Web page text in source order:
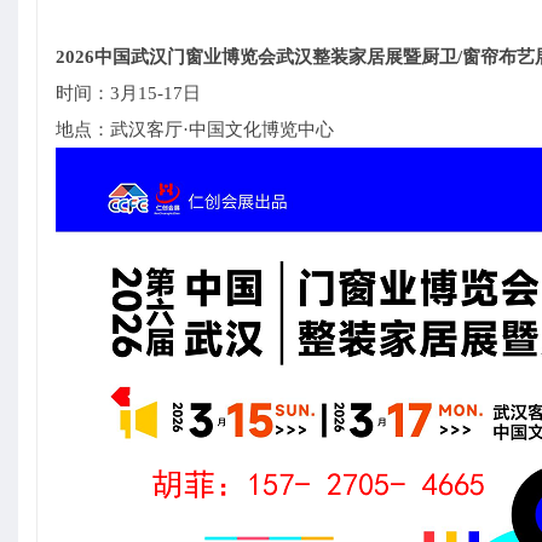
2026中国武汉门窗业博览会武汉整装家居展暨厨卫/窗帘布艺
时间：3月15-17日
地点：武汉客厅·中国文化博览中心